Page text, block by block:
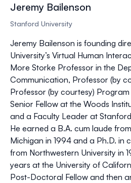
Jeremy Bailenson
Stanford University
Jeremy Bailenson is founding
University’s Virtual Human
More Storke Professor in the
Communication, Professor (by
Professor (by courtesy) Program
Senior Fellow at the Woods
and a Faculty Leader at
He earned a B.A. cum laude
Michigan in 1994 and a Ph.D. in
from Northwestern University in
years at the University of
Post-Doctoral Fellow and then